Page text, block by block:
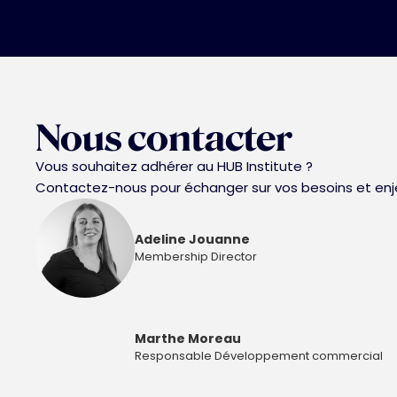
Nous contacter
Vous souhaitez adhérer au HUB Institute ?
Contactez-nous pour échanger sur vos besoins et
Adeline Jouanne
Membership Director
Marthe Moreau
Responsable Développement commercial